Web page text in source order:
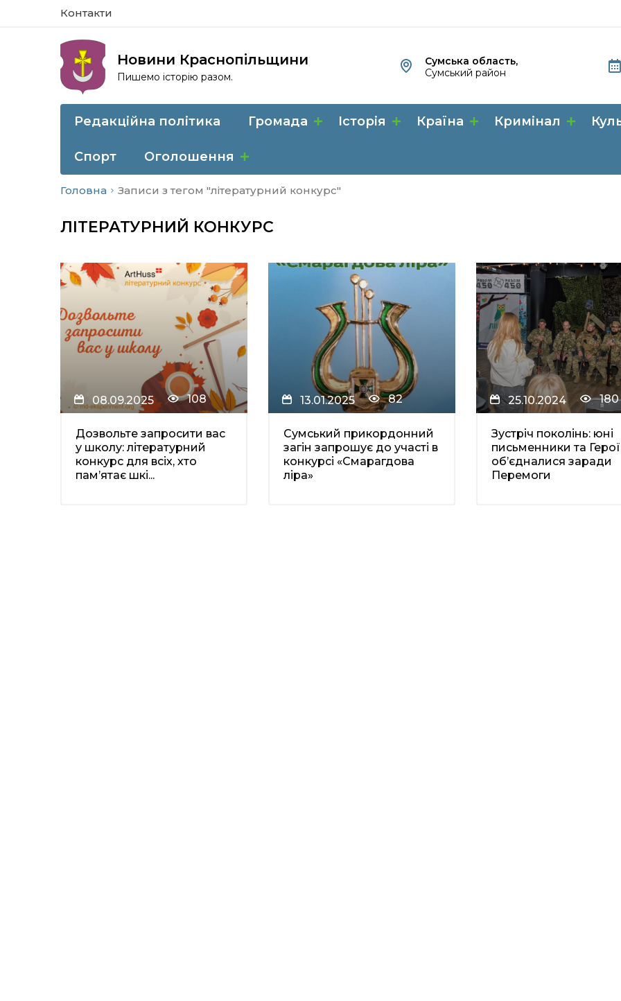
Контакти
Новини Краснопільщини
Пишемо історію разом.
Сумська область,
Сумський район
Редакційна політика Громада Історія Країна Кримінал
Спорт Оголошення
Головна Записи з тегом "літературний конкурс"
ЛІТЕРАТУРНИЙ КОНКУРС
08.09.2025 108
Дозвольте запросити вас
у школу: літературний
конкурс для всіх, хто
пам’ятає шкі...
13.01.2025 82
Сумський прикордонний
загін запрошує до участі в
конкурсі «Смарагдова
ліра»
25.10.2024 180
Зустріч поколінь: юні
письменники та Герої
об’єдналися заради
Перемоги